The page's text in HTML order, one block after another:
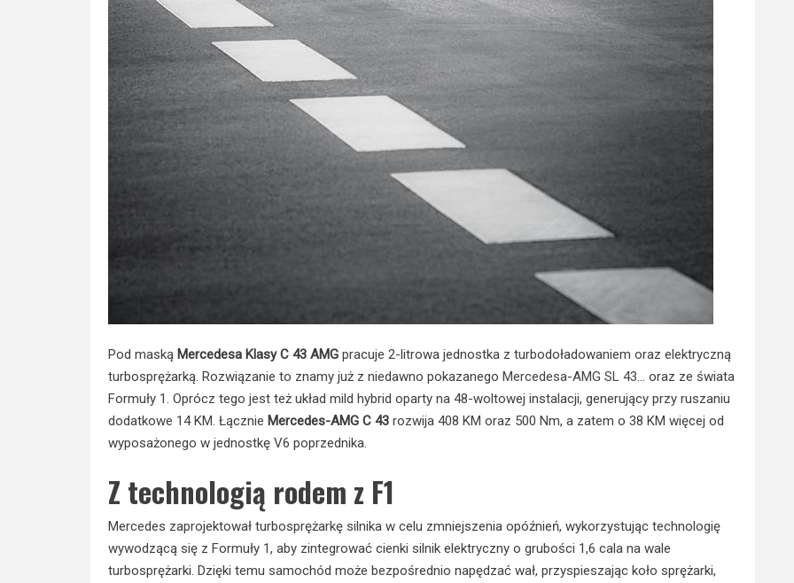
Pod maską Mercedesa Klasy C 43 AMG pracuje 2-litrowa jednostka z turbodoładowaniem oraz elektryczną
turbosprężarką. Rozwiązanie to znamy już z niedawno pokazanego Mercedesa-AMG SL 43… oraz ze świata
Formuły 1. Oprócz tego jest też układ mild hybrid oparty na 48-woltowej instalacji, generujący przy ruszaniu
dodatkowe 14 KM. Łącznie Mercedes-AMG C 43 rozwija 408 KM oraz 500 Nm, a zatem o 38 KM więcej od
wyposażonego w jednostkę V6 poprzednika.
Z technologią rodem z F1
Mercedes zaprojektował turbosprężarkę silnika w celu zmniejszenia opóźnień, wykorzystując technologię
wywodzącą się z Formuły 1, aby zintegrować cienki silnik elektryczny o grubości 1,6 cala na wale
turbosprężarki. Dzięki temu samochód może bezpośrednio napędzać wał, przyspieszając koło sprężarki,